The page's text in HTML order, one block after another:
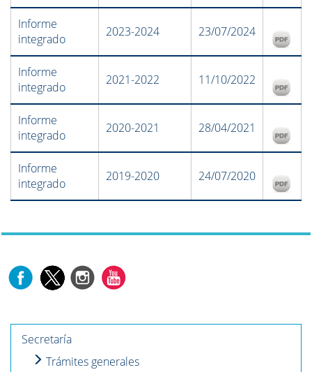
Informe
integrado
2023-2024 23/07/2024
Informe
integrado
2021-2022 11/10/2022
Informe
integrado
2020-2021 28/04/2021
Informe
integrado
2019-2020 24/07/2020
Secretaría
Trámites generales